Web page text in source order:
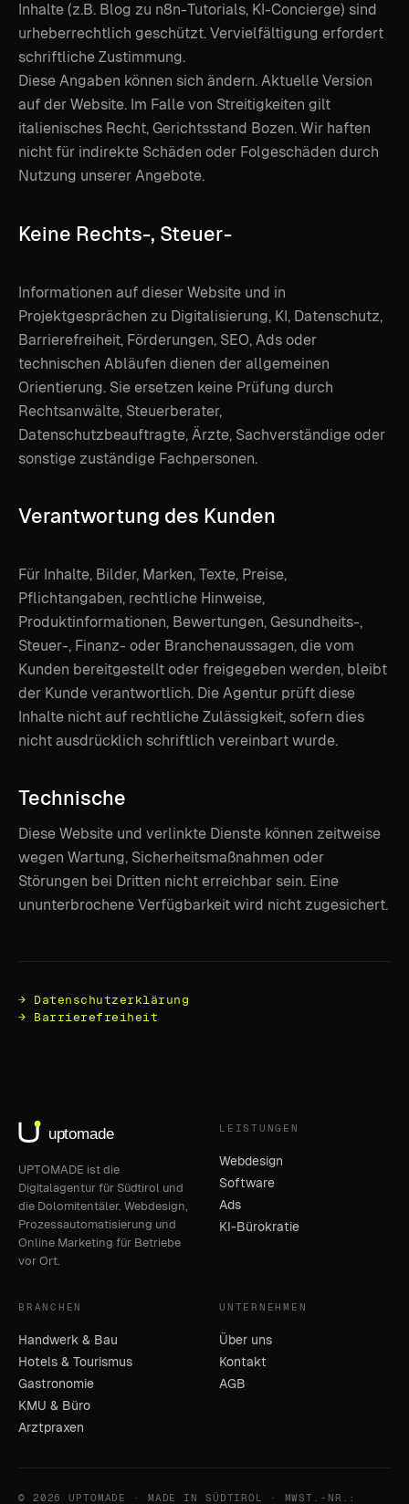
Inhalte (z.B. Blog zu n8n-Tutorials, KI-Concierge) sind
urheberrechtlich geschützt. Vervielfältigung erfordert
schriftliche Zustimmung.
Diese Angaben können sich ändern. Aktuelle Version
auf der Website. Im Falle von Streitigkeiten gilt
italienisches Recht, Gerichtsstand Bozen. Wir haften
nicht für indirekte Schäden oder Folgeschäden durch
Nutzung unserer Angebote.
Keine Rechts-, Steuer-
Informationen auf dieser Website und in
Projektgesprächen zu Digitalisierung, KI, Datenschutz,
Barrierefreiheit, Förderungen, SEO, Ads oder
technischen Abläufen dienen der allgemeinen
Orientierung. Sie ersetzen keine Prüfung durch
Rechtsanwälte, Steuerberater,
Datenschutzbeauftragte, Ärzte, Sachverständige oder
sonstige zuständige Fachpersonen.
Verantwortung des Kunden
Für Inhalte, Bilder, Marken, Texte, Preise,
Pflichtangaben, rechtliche Hinweise,
Produktinformationen, Bewertungen, Gesundheits-,
Steuer-, Finanz- oder Branchenaussagen, die vom
Kunden bereitgestellt oder freigegeben werden, bleibt
der Kunde verantwortlich. Die Agentur prüft diese
Inhalte nicht auf rechtliche Zulässigkeit, sofern dies
nicht ausdrücklich schriftlich vereinbart wurde.
Technische
Diese Website und verlinkte Dienste können zeitweise
wegen Wartung, Sicherheitsmaßnahmen oder
Störungen bei Dritten nicht erreichbar sein. Eine
ununterbrochene Verfügbarkeit wird nicht zugesichert.
→ Datenschutzerklärung
→ Barrierefreiheit
UPTOMADE ist die
Digitalagentur für Südtirol und
die Dolomitentäler. Webdesign,
Prozessautomatisierung und
Online Marketing für Betriebe
vor Ort.
LEISTUNGEN
Webdesign
Software
Ads
KI-Bürokratie
BRANCHEN
Handwerk & Bau
Hotels & Tourismus
Gastronomie
KMU & Büro
Arztpraxen
UNTERNEHMEN
Über uns
Kontakt
AGB
© 2026 UPTOMADE · MADE IN SÜDTIROL · MWST.-NR.: